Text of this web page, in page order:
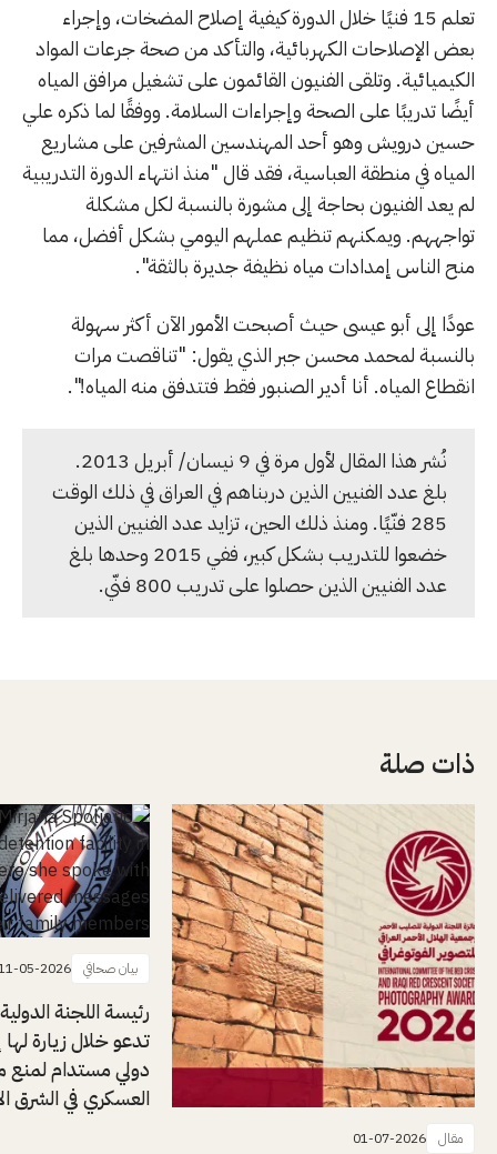
تعلم 15 فنيًا خلال الدورة كيفية إصلاح المضخات، وإجراء
بعض الإصلاحات الكهربائية، والتأكد من صحة جرعات المواد
الكيميائية. وتلقى الفنيون القائمون على تشغيل مرافق المياه
أيضًا تدريبًا على الصحة وإجراءات السلامة. ووفقًا لما ذكره علي
حسين درويش وهو أحد المهندسين المشرفين على مشاريع
المياه في منطقة العباسية، فقد قال "منذ انتهاء الدورة التدريبية
لم يعد الفنيون بحاجة إلى مشورة بالنسبة لكل مشكلة
تواجههم. ويمكنهم تنظيم عملهم اليومي بشكل أفضل، مما
منح الناس إمدادات مياه نظيفة جديرة بالثقة".
عودًا إلى أبو عيسى حيث أصبحت الأمور الآن أكثر سهولة
بالنسبة لمحمد محسن جبر الذي يقول: "تناقصت مرات
انقطاع المياه. أنا أدير الصنبور فقط فتتدفق منه المياه!".
نُشر هذا المقال لأول مرة في 9 نيسان/ أبريل 2013.
بلغ عدد الفنيين الذين دربناهم في العراق في ذلك الوقت
285 فنّيًا. ومنذ ذلك الحين، تزايد عدد الفنيين الذين
خضعوا للتدريب بشكل كبير، ففي 2015 وحدها بلغ
عدد الفنيين الذين حصلوا على تدريب 800 فنّي.
ذات صلة
مقال 01-07-2026
بيان صحافي 05-2026
رئيسة اللجنة
تدعو خلال زيارة لها
دولي مستدام لمنع
العسكري في الشرق